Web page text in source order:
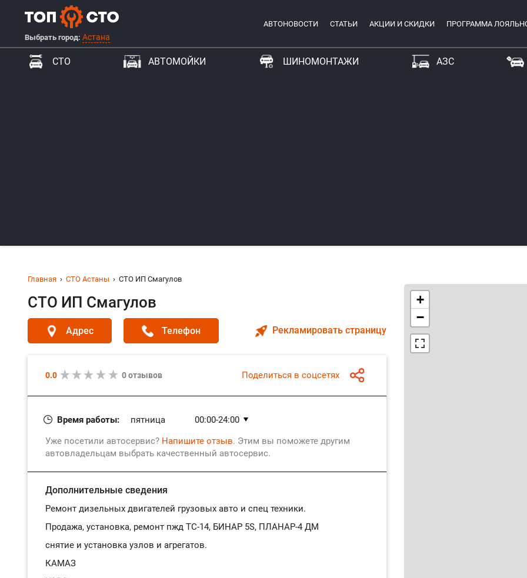
Выбрать город: Астана
АВТОНОВОСТИ СТАТЬИ АКЦИИ И СКИДКИ ПРОГРАММА
СТО АВТОМОЙКИ ШИНОМОНТАЖИ АЗС
Главная СТО Астаны СТО ИП Смагулов
СТО ИП Смагулов
Адрес Телефон Рекламировать страницу
0.0 0 отзывов Поделиться в соцсетях
Время работы: пятница
00:00-24:00
суббота
00:00-24:00
воскресенье
00:00-24:00
среда
четверг
00:00-24:00
Уже посетили автосервис? Напишите отзыв. Этим вы поможете другим
автовладельцам выбрать качественный автосервис.
Дополнительные сведения
Ремонт дизельных двигателей грузовых авто и спец техники.
Продажа, установка, ремонт пжд ТС-14, БИНАР 5S, ПЛАНАР-4 ДМ
снятие и установка узлов и агрегатов.
КАМАЗ
+
−